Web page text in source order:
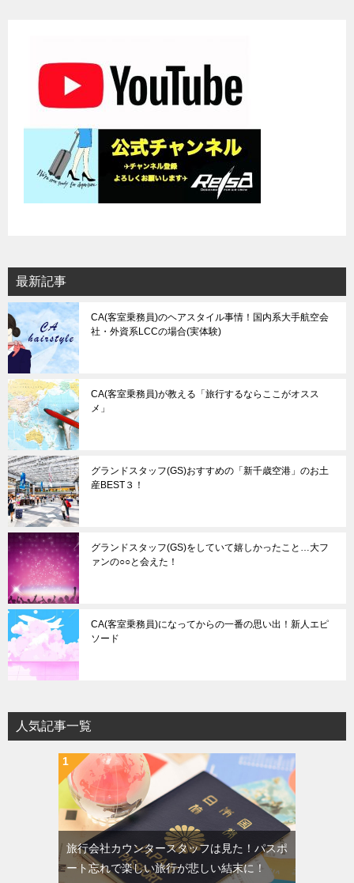
最新記事
CA(客室乗務員)のヘアスタイル事情！国内系大手航空会
社・外資系LCCの場合(実体験)
CA(客室乗務員)が教える「旅行するならここがオスス
メ」
グランドスタッフ(GS)おすすめの「新千歳空港」のお土
産BEST３！
グランドスタッフ(GS)をしていて嬉しかったこと…大フ
ァンの○○と会えた！
CA(客室乗務員)になってからの一番の思い出！新人エピ
ソード
人気記事一覧
旅行会社カウンタースタッフは見た！パスポ
ート忘れで楽しい旅行が悲しい結末に！